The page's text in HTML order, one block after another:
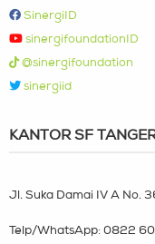
SinergiID
sinergifoundationID
@sinergifoundation
sinergiid
KANTOR SF
Jl. Suka Damai IV A No.
Telp/WhatsApp: 0822